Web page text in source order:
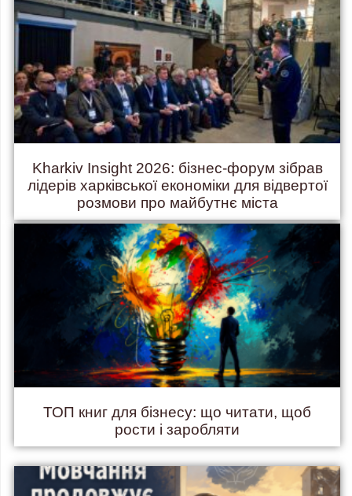
Kharkiv Insight 2026: бізнес-форум зібрав
лідерів харківської економіки для відвертої
розмови про майбутнє міста
ТОП книг для бізнесу: що читати, щоб
рости і заробляти